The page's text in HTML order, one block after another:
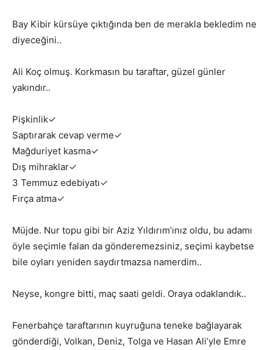
Bay Kibir kürsüye çıktığında ben de merakla bekledim ne
diyeceğini..
Ali Koç olmuş. Korkmasın bu taraftar, güzel günler
yakındır..
Pişkinlik✓
Saptırarak cevap verme✓
Mağduriyet kasma✓
Dış mihraklar✓
3 Temmuz edebiyatı✓
Fırça atma✓
Müjde. Nur topu gibi bir Aziz Yıldırım’ınız oldu, bu adamı
öyle seçimle falan da gönderemezsiniz, seçimi kaybetse
bile oyları yeniden saydırtmazsa namerdim..
Neyse, kongre bitti, maç saati geldi. Oraya odaklandık..
Fenerbahçe taraftarının kuyruğuna teneke bağlayarak
gönderdiği, Volkan, Deniz, Tolga ve Hasan Ali’yle Emre